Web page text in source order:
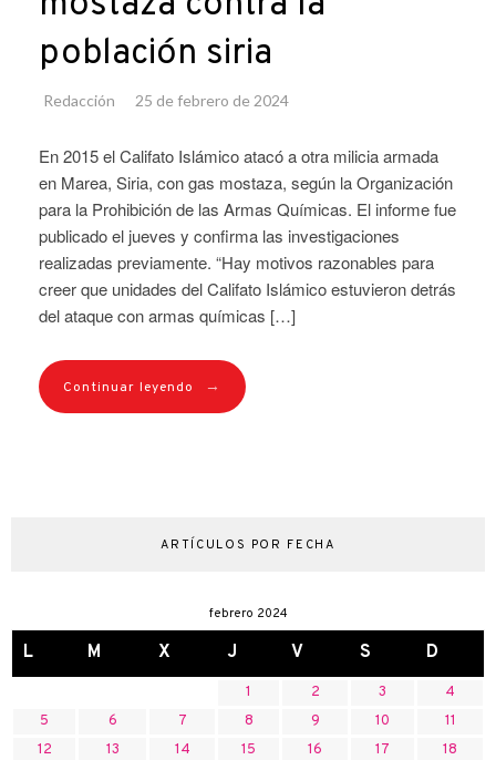
población siria
Redacción 25 de febrero de 2024
En 2015 el Califato Islámico atacó a otra milicia armada
en Marea, Siria, con gas mostaza, según la Organización
para la Prohibición de las Armas Químicas. El informe fue
publicado el jueves y confirma las investigaciones
realizadas previamente. “Hay motivos razonables para
creer que unidades del Califato Islámico estuvieron detrás
del ataque con armas químicas […]
Continuar leyendo →
ARTÍCULOS POR FECHA
febrero 2024
L M X J V S D
1 2 3
4
5
6 7 8 9 10
11
12
13 14 15 16 17
18